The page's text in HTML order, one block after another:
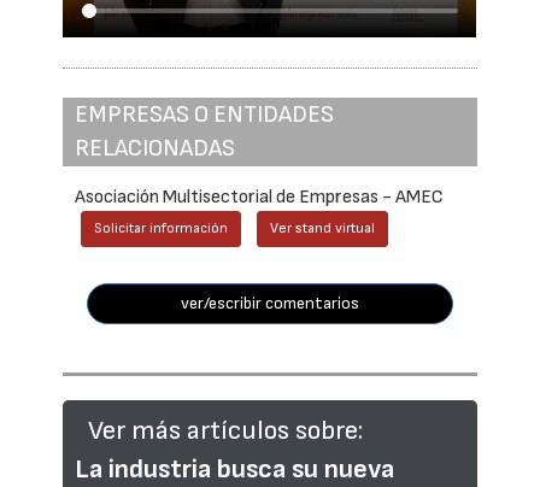
EMPRESAS O ENTIDADES
RELACIONADAS
Asociación Multisectorial de Empresas - AMEC
Solicitar información Ver stand virtual
ver/escribir comentarios
Ver más artículos sobre:
La industria busca su nueva